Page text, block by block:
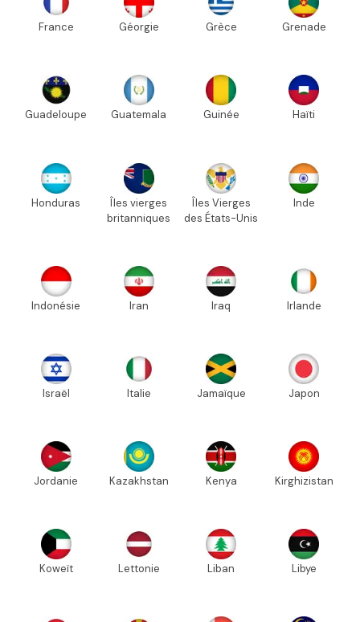
France Géorgie Grèce Grenade
Guadeloupe Guatemala Guinée Haïti
Honduras
Îles vierges
britanniques
Îles Vierges
des États-Unis
Inde
Indonésie Iran Iraq Irlande
Israël Italie Jamaïque Japon
Jordanie Kazakhstan Kenya Kirghizistan
Koweït Lettonie Liban Libye